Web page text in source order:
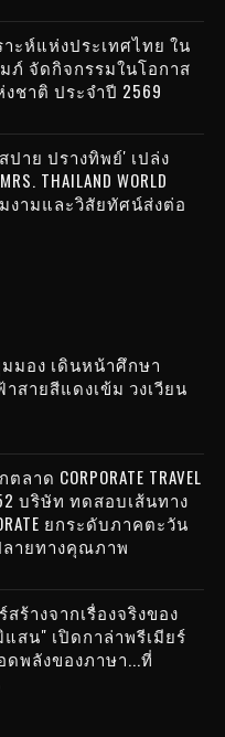
ะห์แห่งประเทศไทย ใน
ภ์ จัดกิจกรรมในโอกาส
ชาติ ประจำปี 2569
ปาย ปรางทิพย์' เปล่ง
THAILAND WORLD
งามและวิสัยทัศน์ส่งต่อ
มอง เดินหน้าศึกษา
สายสีแดงเข้ม วงเวียน
ด CORPORATE TRAVEL
บริษัท ทดสอบเส้นทาง
ยกระดับภาคตะวัน
ายทางคุณภาพ
ร้างจากเรื่องจริงของ
สน" เปิดกาล่าพรีเมียร์
พลังของภาษา...ที่